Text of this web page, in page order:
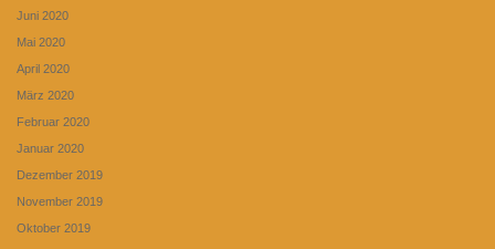
Juni 2020
Mai 2020
April 2020
März 2020
Februar 2020
Januar 2020
Dezember 2019
November 2019
Oktober 2019